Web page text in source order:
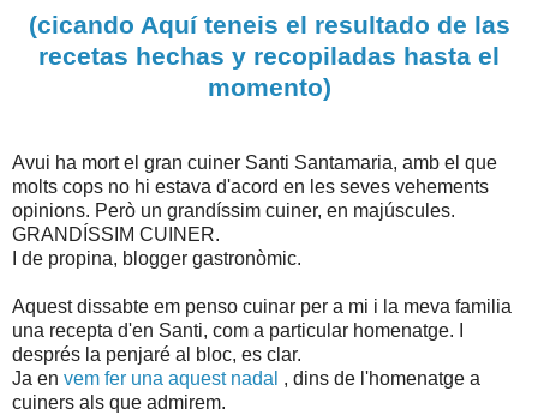
(cicando Aquí teneis el resultado de las
recetas hechas y recopiladas hasta el
momento)
Avui ha mort el gran cuiner Santi Santamaria, amb el que
molts cops no hi estava d'acord en les seves vehements
opinions. Però un grandíssim cuiner, en majúscules.
GRANDÍSSIM CUINER.
I de propina, blogger gastronòmic.
Aquest dissabte em penso cuinar per a mi i la meva familia
una recepta d'en Santi, com a particular homenatge. I
després la penjaré al bloc, es clar.
Ja en vem fer una aquest nadal , dins de l'homenatge a
cuiners als que admirem.